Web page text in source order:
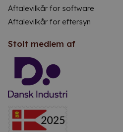
Aftalevilkår for software
Aftalevilkår for eftersyn
Stolt medlem af